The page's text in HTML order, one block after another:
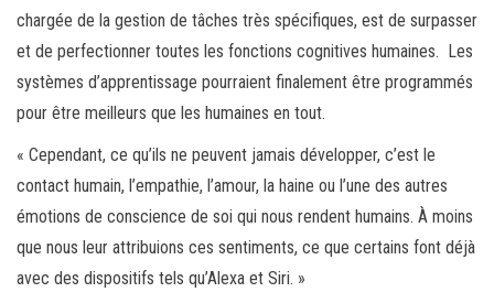
chargée de la gestion de tâches très spécifiques, est de surpasser
et de perfectionner toutes les fonctions cognitives humaines. Les
systèmes d’apprentissage pourraient finalement être programmés
pour être meilleurs que les humaines en tout.
« Cependant, ce qu’ils ne peuvent jamais développer, c’est le
contact humain, l’empathie, l’amour, la haine ou l’une des autres
émotions de conscience de soi qui nous rendent humains. À moins
que nous leur attribuions ces sentiments, ce que certains font déjà
avec des dispositifs tels qu’Alexa et Siri. »